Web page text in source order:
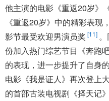
他主演的电影《重返20岁》
《重返20岁》中的精彩表
影节最受欢迎男演员奖 [11]
份加入热门综艺节目《奔跑
的表现，进一步提升了自身
电影《我是证人》再次登上
的首部古装电视剧《择天记